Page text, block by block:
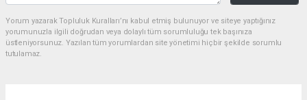
Yorum yazarak Topluluk Kuralları’nı kabul etmiş bulunuyor ve siteye yaptığınız
yorumunuzla ilgili doğrudan veya dolaylı tüm sorumluluğu tek başınıza
üstleniyorsunuz. Yazılan tüm yorumlardan site yönetimi hiçbir şekilde sorumlu
tutulamaz.